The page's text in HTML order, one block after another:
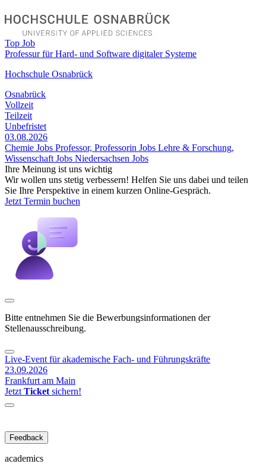
Top Job
Professur für Hard- und Software digitaler Systeme
Hochschule Osnabrück
Osnabrück
Vollzeit
Teilzeit
Unbefristet
03.08.2026
Chemie Jobs Professor, Professorin Jobs Lehre & Forschung,
Wissenschaft Jobs Niedersachsen Jobs
Ihre Meinung ist uns wichtig
Wir wollen uns stetig verbessern! Helfen Sie uns dabei und teilen
Sie Ihre Perspektive in einem kurzen Online-Gespräch.
Jetzt Termin buchen
Bitte entnehmen Sie die Bewerbungsinformationen der
Stellenausschreibung.
Live-Event für akademische Fach- und Führungskräfte
23.09.2026
Frankfurt am Main
Jetzt Ticket sichern!
Feedback
academics